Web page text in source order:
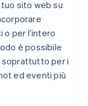
sito web su
per l’intero
è possibile
per i
ed eventi più